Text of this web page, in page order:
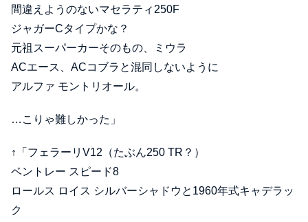
間違えようのないマセラティ250F
ジャガーCタイプかな？
元祖スーパーカーそのもの、ミウラ
ACエース、ACコブラと混同しないように
アルファ モントリオール。
…こりゃ難しかった」
↑「フェラーリV12（たぶん250 TR？）
ベントレー スピード8
ロールス ロイス シルバーシャドウと1960年式キャデラッ
ク